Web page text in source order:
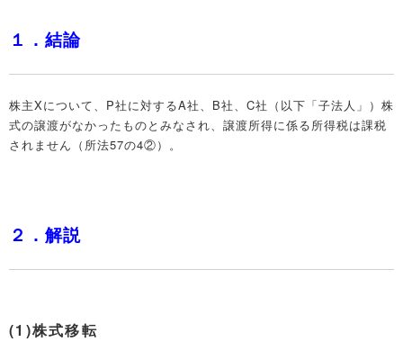
１．結論
株主Xについて、P社に対するA社、B社、C社（以下「子法人」）株
式の譲渡がなかったものとみなされ、譲渡所得に係る所得税は課税
されません（所法57の4②）。
２．解説
(1)株式移転